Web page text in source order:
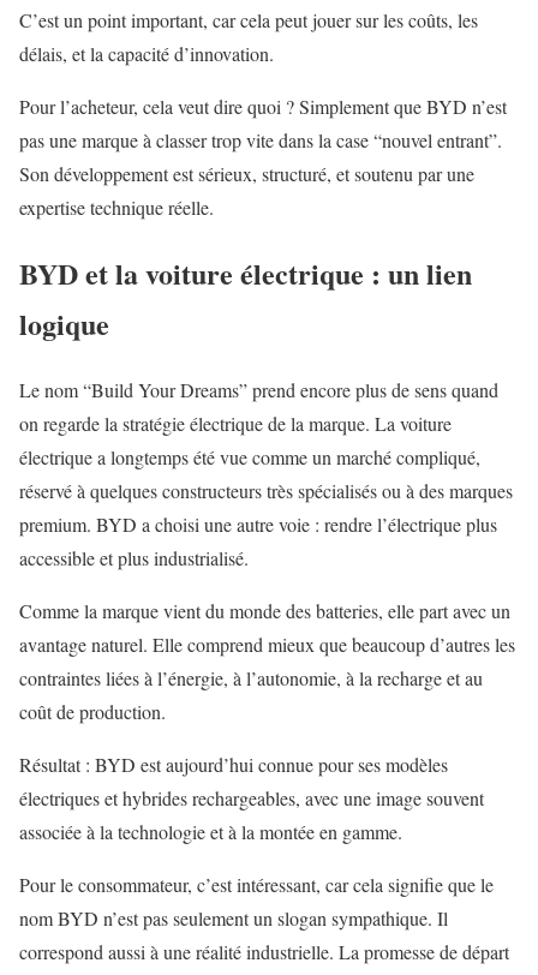
C’est un point important, car cela peut jouer sur les coûts, les
délais, et la capacité d’innovation.
Pour l’acheteur, cela veut dire quoi ? Simplement que BYD n’est
pas une marque à classer trop vite dans la case “nouvel entrant”.
Son développement est sérieux, structuré, et soutenu par une
expertise technique réelle.
BYD et la voiture électrique : un lien
logique
Le nom “Build Your Dreams” prend encore plus de sens quand
on regarde la stratégie électrique de la marque. La voiture
électrique a longtemps été vue comme un marché compliqué,
réservé à quelques constructeurs très spécialisés ou à des marques
premium. BYD a choisi une autre voie : rendre l’électrique plus
accessible et plus industrialisé.
Comme la marque vient du monde des batteries, elle part avec un
avantage naturel. Elle comprend mieux que beaucoup d’autres les
contraintes liées à l’énergie, à l’autonomie, à la recharge et au
coût de production.
Résultat : BYD est aujourd’hui connue pour ses modèles
électriques et hybrides rechargeables, avec une image souvent
associée à la technologie et à la montée en gamme.
Pour le consommateur, c’est intéressant, car cela signifie que le
nom BYD n’est pas seulement un slogan sympathique. Il
correspond aussi à une réalité industrielle. La promesse de départ